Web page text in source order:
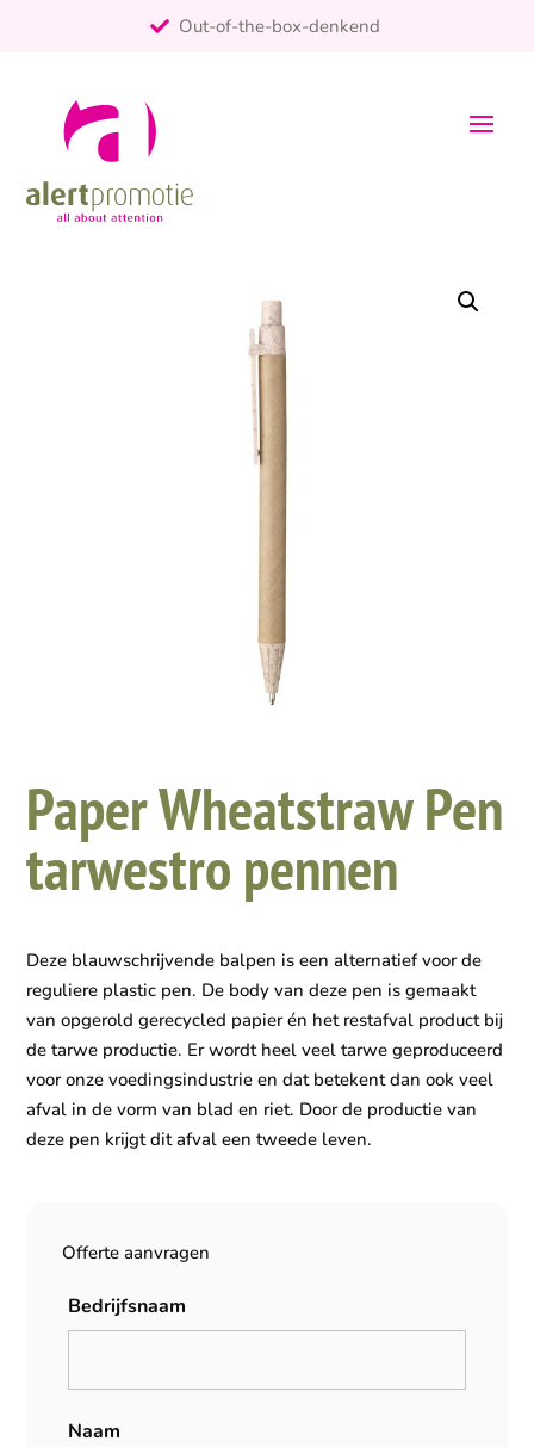
Out-of-the-box-denkend
Paper Wheatstraw Pen
tarwestro pennen
Deze blauwschrijvende balpen is een alternatief voor de
reguliere plastic pen. De body van deze pen is gemaakt
van opgerold gerecycled papier én het restafval product bij
de tarwe productie. Er wordt heel veel tarwe geproduceerd
voor onze voedingsindustrie en dat betekent dan ook veel
afval in de vorm van blad en riet. Door de productie van
deze pen krijgt dit afval een tweede leven.
Offerte aanvragen
Bedrijfsnaam
Naam